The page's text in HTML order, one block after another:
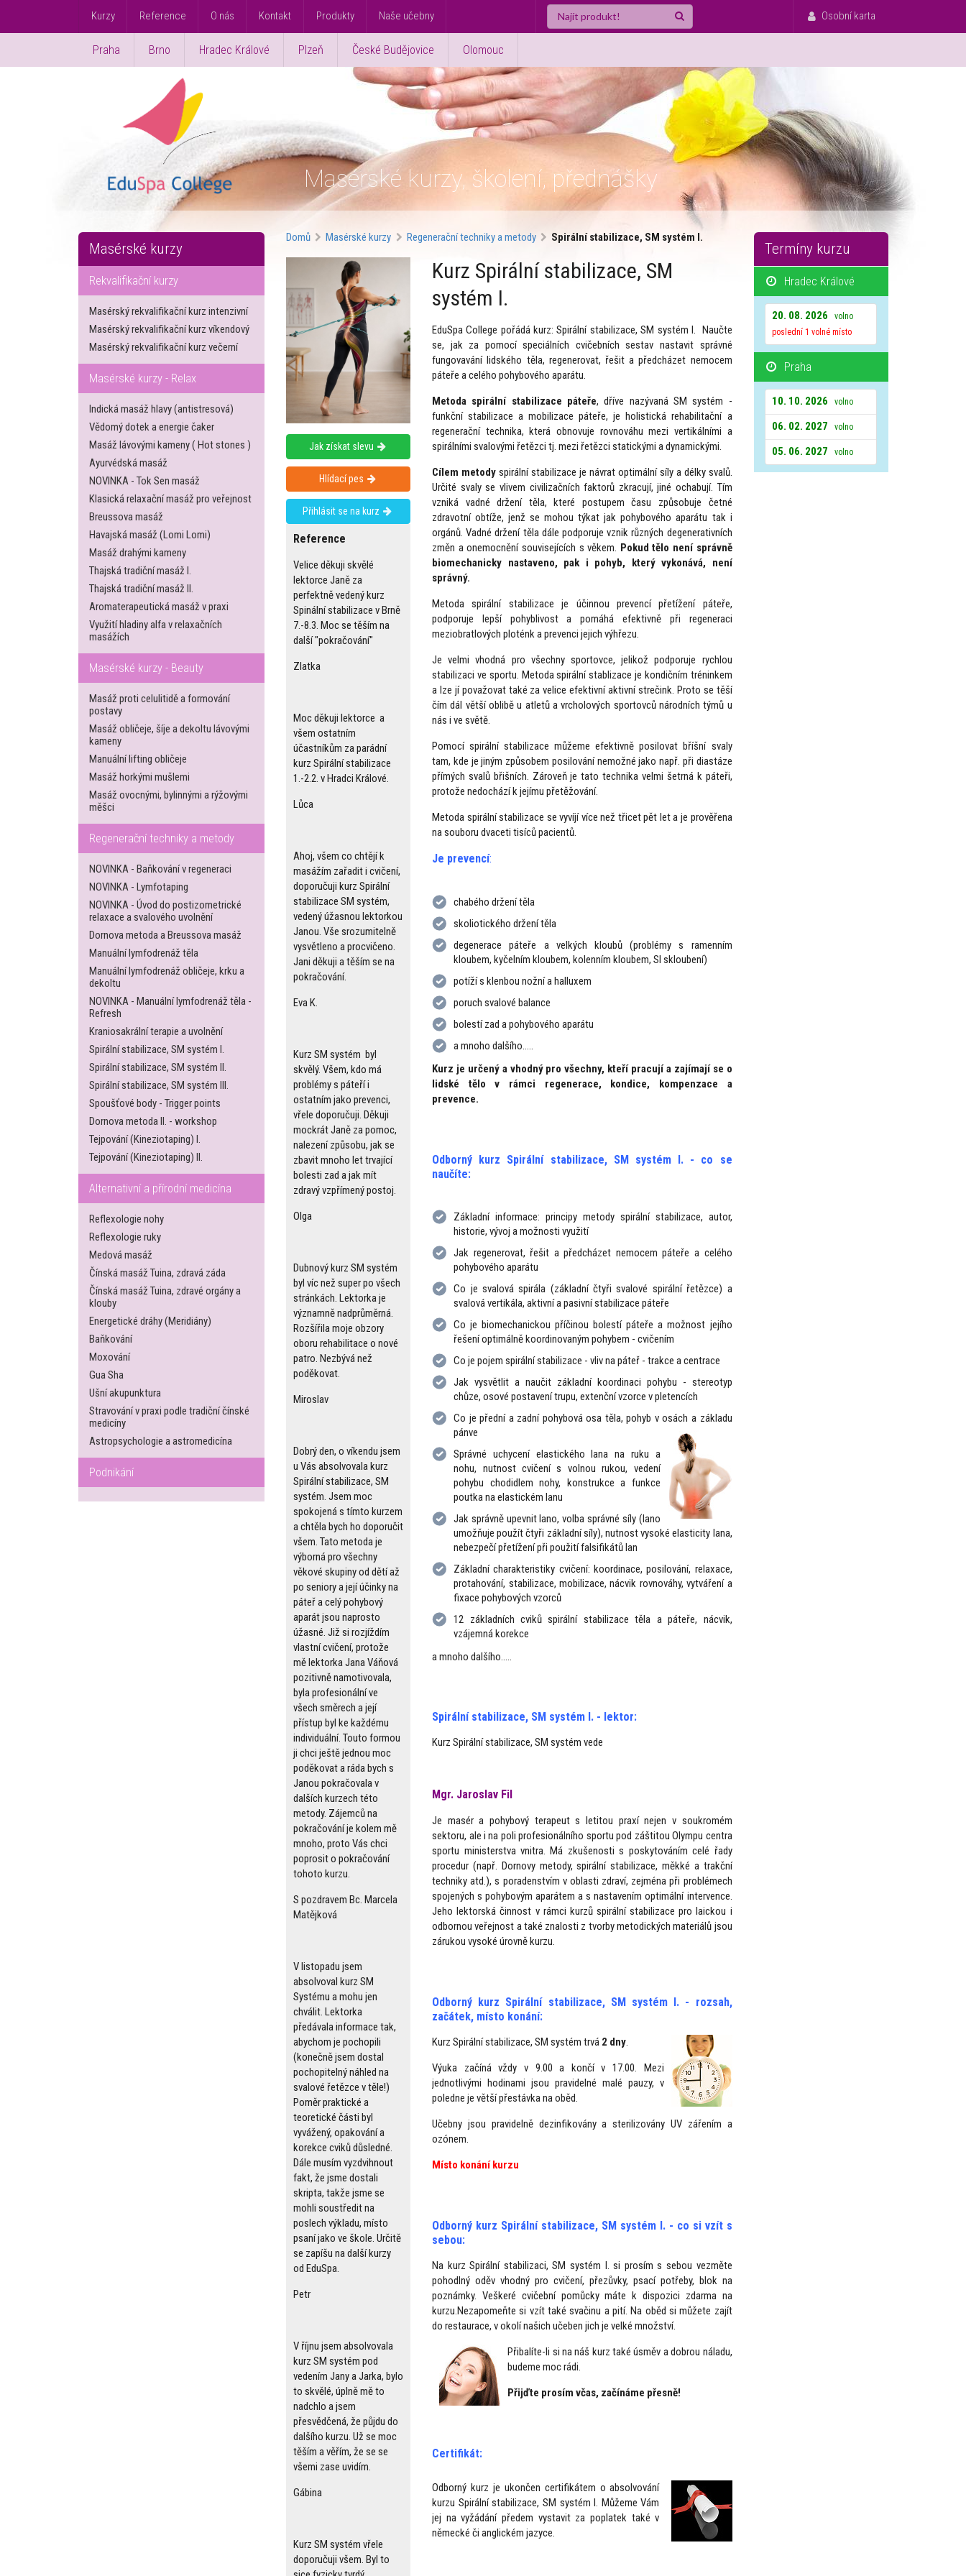
Kurzy Reference O nás Kontakt Produkty Naše učebny Osobní karta
Praha Brno Hradec Králové Plzeň České Budějovice Olomouc
Masérské kurzy, školení, přednášky
Masérské kurzy
Rekvalifikační kurzy
Masérský rekvalifikační kurz intenzivní
Masérský rekvalifikační kurz víkendový
Masérský rekvalifikační kurz večerní
Masérské kurzy - Relax
Indická masáž hlavy (antistresová)
Vědomý dotek a energie čaker
Masáž lávovými kameny ( Hot stones )
Ayurvédská masáž
NOVINKA - Tok Sen masáž
Klasická relaxační masáž pro veřejnost
Breussova masáž
Havajská masáž (Lomi Lomi)
Masáž drahými kameny
Thajská tradiční masáž I.
Thajská tradiční masáž II.
Aromaterapeutická masáž v praxi
Využití hladiny alfa v relaxačních
masážích
Masérské kurzy - Beauty
Masáž proti celulitidě a formování
postavy
Masáž obličeje, šíje a dekoltu lávovými
kameny
Manuální lifting obličeje
Masáž horkými mušlemi
Masáž ovocnými, bylinnými a rýžovými
měšci
Regenerační techniky a metody
NOVINKA - Baňkování v regeneraci
NOVINKA - Lymfotaping
NOVINKA - Úvod do postizometrické
relaxace a svalového uvolnění
Dornova metoda a Breussova masáž
Manuální lymfodrenáž těla
Manuální lymfodrenáž obličeje, krku a
dekoltu
NOVINKA - Manuální lymfodrenáž těla -
Refresh
Kraniosakrální terapie a uvolnění
Spirální stabilizace, SM systém I.
Spirální stabilizace, SM systém II.
Spirální stabilizace, SM systém III.
Spoušťové body - Trigger points
Dornova metoda II. - workshop
Tejpování (Kineziotaping) I.
Tejpování (Kineziotaping) II.
Alternativní a přírodní medicína
Reflexologie nohy
Reflexologie ruky
Medová masáž
Čínská masáž Tuina, zdravá záda
Čínská masáž Tuina, zdravé orgány a
klouby
Energetické dráhy (Meridiány)
Baňkování
Moxování
Gua Sha
Ušní akupunktura
Stravování v praxi podle tradiční čínské
medicíny
Astropsychologie a astromedicína
Podnikání
Domů Masérské kurzy Regenerační techniky a metody Spirální stabilizace, SM systém I.
Jak získat slevu
Hlídací pes
Přihlásit se na kurz
Reference
Velice děkuji skvělé
lektorce Janě za
perfektně vedený kurz
Spinální stabilizace v Brně
7.-8.3. Moc se těším na
další "pokračování"
Zlatka
Moc děkuji lektorce a
všem ostatním
účastníkům za parádní
kurz Spirální stabilizace
1.-2.2. v Hradci Králové.
Lůca
Ahoj, všem co chtějí k
masážím zařadit i cvičení,
doporučuji kurz Spirální
stabilizace SM systém,
vedený úžasnou lektorkou
Janou. Vše srozumitelně
vysvětleno a procvičeno.
Jani děkuji a těším se na
pokračování.
Eva K.
Kurz SM systém byl
skvělý. Všem, kdo má
problémy s páteří i
ostatním jako prevenci,
vřele doporučuji. Děkuji
mockrát Janě za pomoc,
nalezení způsobu, jak se
zbavit mnoho let trvající
bolesti zad a jak mít
zdravý vzpřímený postoj.
Olga
Dubnový kurz SM systém
byl víc než super po všech
stránkách. Lektorka je
významně nadprůměrná.
Rozšířila moje obzory
oboru rehabilitace o nové
patro. Nezbývá než
poděkovat.
Miroslav
Dobrý den, o víkendu jsem
u Vás absolvovala kurz
Spirální stabilizace, SM
systém. Jsem moc
spokojená s tímto kurzem
a chtěla bych ho doporučit
všem. Tato metoda je
výborná pro všechny
věkové skupiny od dětí až
po seniory a její účinky na
páteř a celý pohybový
aparát jsou naprosto
úžasné. Již si rozjíždím
vlastní cvičení, protože
mě lektorka Jana Váňová
pozitivně namotivovala,
byla profesionální ve
všech směrech a její
přístup byl ke každému
individuální. Touto formou
ji chci ještě jednou moc
poděkovat a ráda bych s
Janou pokračovala v
dalších kurzech této
metody. Zájemců na
pokračování je kolem mě
mnoho, proto Vás chci
poprosit o pokračování
tohoto kurzu.
S pozdravem Bc. Marcela
Matějková
V listopadu jsem
absolvoval kurz SM
Systému a mohu jen
chválit. Lektorka
předávala informace tak,
abychom je pochopili
(konečně jsem dostal
pochopitelný náhled na
svalové řetězce v těle!)
Poměr praktické a
teoretické části byl
vyvážený, opakování a
korekce cviků důsledné.
Dále musím vyzdvihnout
fakt, že jsme dostali
skripta, takže jsme se
mohli soustředit na
poslech výkladu, místo
psaní jako ve škole. Určitě
se zapíšu na další kurzy
od EduSpa.
Petr
V říjnu jsem absolvovala
kurz SM systém pod
vedením Jany a Jarka, bylo
to skvělé, úplně mě to
nadchlo a jsem
přesvědčená, že půjdu do
dalšího kurzu. Už se moc
těším a věřím, že se se
všemi zase uvidím.
Gábina
Kurz SM systém vřele
doporučuji všem. Byl to
Kurz Spirální stabilizace, SM
systém I.
EduSpa College pořádá kurz: Spirální stabilizace, SM systém I. Naučte
se, jak za pomocí speciálních cvičebních sestav nastavit správné
fungovavání lidského těla, regenerovat, řešit a předcházet nemocem
páteře a celého pohybového aparátu.
Metoda spirální stabilizace páteře, dříve nazývaná SM systém -
funkční stabilizace a mobilizace páteře, je holistická rehabilitační a
regenerační technika, která obnovuje rovnováhu mezi vertikálními a
spirálními svalovými řetězci tj. mezi řetězci statickými a dynamickými.
Cílem metody spirální stabilizace je návrat optimální síly a délky svalů.
Určité svaly se vlivem civilizačních faktorů zkracují, jiné ochabují. Tím
vzniká vadné držení těla, které postupem času způsobuje četné
zdravotní obtíže, jenž se mohou týkat jak pohybového aparátu tak i
orgánů. Vadné držení těla dále podporuje vznik různých degenerativních
změn a onemocnění souvisejících s věkem. Pokud tělo není správně
biomechanicky nastaveno, pak i pohyb, který vykonává, není
správný.
Metoda spirální stabilizace je účinnou prevencí přetížení páteře,
podporuje lepší pohyblivost a pomáhá efektivně při regeneraci
meziobratlových ploténk a prevenci jejich výhřezu.
Je velmi vhodná pro všechny sportovce, jelikož podporuje rychlou
stabilizaci ve sportu. Metoda spirální stablizace je kondičním tréninkem
a lze jí považovat také za velice efektivní aktivní strečink. Proto se těší
čím dál větší oblibě u atletů a vrcholových sportovců národních týmů u
nás i ve světě.
Pomocí spirální stabilizace můžeme efektivně posilovat bříšní svaly
tam, kde je jiným způsobem posilování nemožné jako např. při diastáze
přímých svalů břišních. Zároveň je tato technika velmi šetrná k páteři,
protože nedochází k jejímu přetěžování.
Metoda spirální stabilizace se vyvíjí více než třicet pět let a je prověřena
na souboru dvaceti tisíců pacientů.
Je prevencí:
chabého držení těla
skoliotického držení těla
degenerace páteře a velkých kloubů (problémy s ramenním
kloubem, kyčelním kloubem, kolenním kloubem, SI skloubení)
potíží s klenbou nožní a halluxem
poruch svalové balance
bolestí zad a pohybového aparátu
a mnoho dalšího.....
Kurz je určený a vhodný pro všechny, kteří pracují a zajímají se o
lidské tělo v rámci regenerace, kondice, kompenzace a
prevence.
Odborný kurz Spirální stabilizace, SM systém I. - co se
naučíte:
Základní informace: principy metody spirální stabilizace, autor,
historie, vývoj a možnosti využití
Jak regenerovat, řešit a předcházet nemocem páteře a celého
pohybového aparátu
Co je svalová spirála (základní čtyři svalové spirální řetězce) a
svalová vertikála, aktivní a pasivní stabilizace páteře
Co je biomechanickou příčinou bolestí páteře a možnost jejího
řešení optimálně koordinovaným pohybem - cvičením
Co je pojem spirální stabilizace - vliv na páteř - trakce a centrace
Jak vysvětlit a naučit základní koordinaci pohybu - stereotyp
chůze, osové postavení trupu, extenční vzorce v pletencích
Co je přední a zadní pohybová osa těla, pohyb v osách a základu
pánve
Správné uchycení elastického lana na ruku a
nohu, nutnost cvičení s volnou rukou, vedení
pohybu chodidlem nohy, konstrukce a funkce
poutka na elastickém lanu
Jak správně upevnit lano, volba správné síly (lano
umožňuje použít čtyři základní síly), nutnost vysoké elasticity lana,
nebezpečí přetížení při použití falsifikátů lan
Základní charakteristiky cvičení: koordinace, posilování, relaxace,
protahování, stabilizace, mobilizace, nácvik rovnováhy, vytváření a
fixace pohybových vzorců
12 základních cviků spirální stabilizace těla a páteře, nácvik,
vzájemná korekce
a mnoho dalšího.....
Spirální stabilizace, SM systém I. - lektor:
Kurz Spirální stabilizace, SM systém vede
Mgr. Jaroslav Fil
Je masér a pohybový terapeut s letitou praxí nejen v soukromém
sektoru, ale i na poli profesionálního sportu pod záštitou Olympu centra
sportu ministerstva vnitra. Má zkušenosti s poskytováním celé řady
procedur (např. Dornovy metody, spirální stabilizace, měkké a trakční
techniky atd.), s poradenstvím v oblasti zdraví, zejména při problémech
spojených s pohybovým aparátem a s nastavením optimální intervence.
Jeho lektorská činnost v rámci kurzů spirální stabilizace pro laickou i
odbornou veřejnost a také znalosti z tvorby metodických materiálů jsou
zárukou vysoké úrovně kurzu.
Odborný kurz Spirální stabilizace, SM systém I. - rozsah,
začátek, místo konání:
Kurz Spirální stabilizace, SM systém trvá 2 dny.
Výuka začíná vždy v 9.00 a končí v 17.00. Mezi
jednotlivými hodinami jsou pravidelné malé pauzy, v
poledne je větší přestávka na oběd.
Učebny jsou pravidelně dezinfikovány a sterilizovány UV zářením a
ozónem.
Místo konání kurzu
Odborný kurz Spirální stabilizace, SM systém I.- co si vzít s
sebou:
Na kurz Spirální stabilizaci, SM systém I. si prosím s sebou vezměte
pohodlný oděv vhodný pro cvičení, přezůvky, psací potřeby, blok na
poznámky. Veškeré cvičební pomůcky máte k dispozici zdarma na
kurzu.Nezapomeňte si vzít také svačinu a pití. Na oběd si můžete zajít
do restaurace, v okolí našich učeben jich je velké množství.
Přibalíte-li si na náš kurz také úsměv a dobrou náladu,
budeme moc rádi.
Přijďte prosím včas, začínáme přesně!
Certifikát:
Odborný kurz je ukončen certifikátem o absolvování
kurzu Spirální stabilizace, SM systém I. Můžeme Vám
jej na vyžádání předem vystavit za poplatek také v
německé či anglickém jazyce.
Termíny kurzu
Hradec Králové
20. 08. 2026
volno
poslední 1 volné místo
Praha
10. 10. 2026 volno
06. 02. 2027 volno
05. 06. 2027 volno